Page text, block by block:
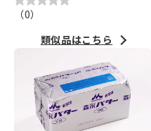
（0）
類似品はこちら